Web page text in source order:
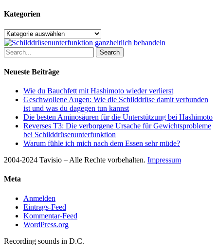
Kategorien
Kategorien
Search
Neueste Beiträge
Wie du Bauchfett mit Hashimoto wieder verlierst
Geschwollene Augen: Wie die Schilddrüse damit verbunden
ist und was du dagegen tun kannst
Die besten Aminosäuren für die Unterstützung bei Hashimoto
Reverses T3: Die verborgene Ursache für Gewichtsprobleme
bei Schilddrüsenunterfunktion
Warum fühle ich mich nach dem Essen sehr müde?
2004-2024 Tavisio – Alle Rechte vorbehalten. Impressum
Meta
Anmelden
Eintrags-Feed
Kommentar-Feed
WordPress.org
Recording sounds in D.C.